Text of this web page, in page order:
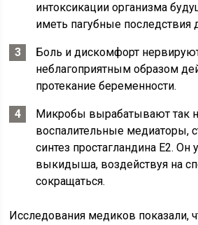
интоксикации организма
иметь пагубные последствия
Боль и дискомфорт
неблагоприятным образом
протекание беременности.
Микробы вырабатывают так
воспалительные медиаторы,
синтез простагландина Е2. Он
выкидыша, воздействуя на
сокращаться.
Исследования медиков показали,